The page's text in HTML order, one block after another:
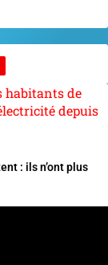
habitants de
depuis
: ils n’ont plus